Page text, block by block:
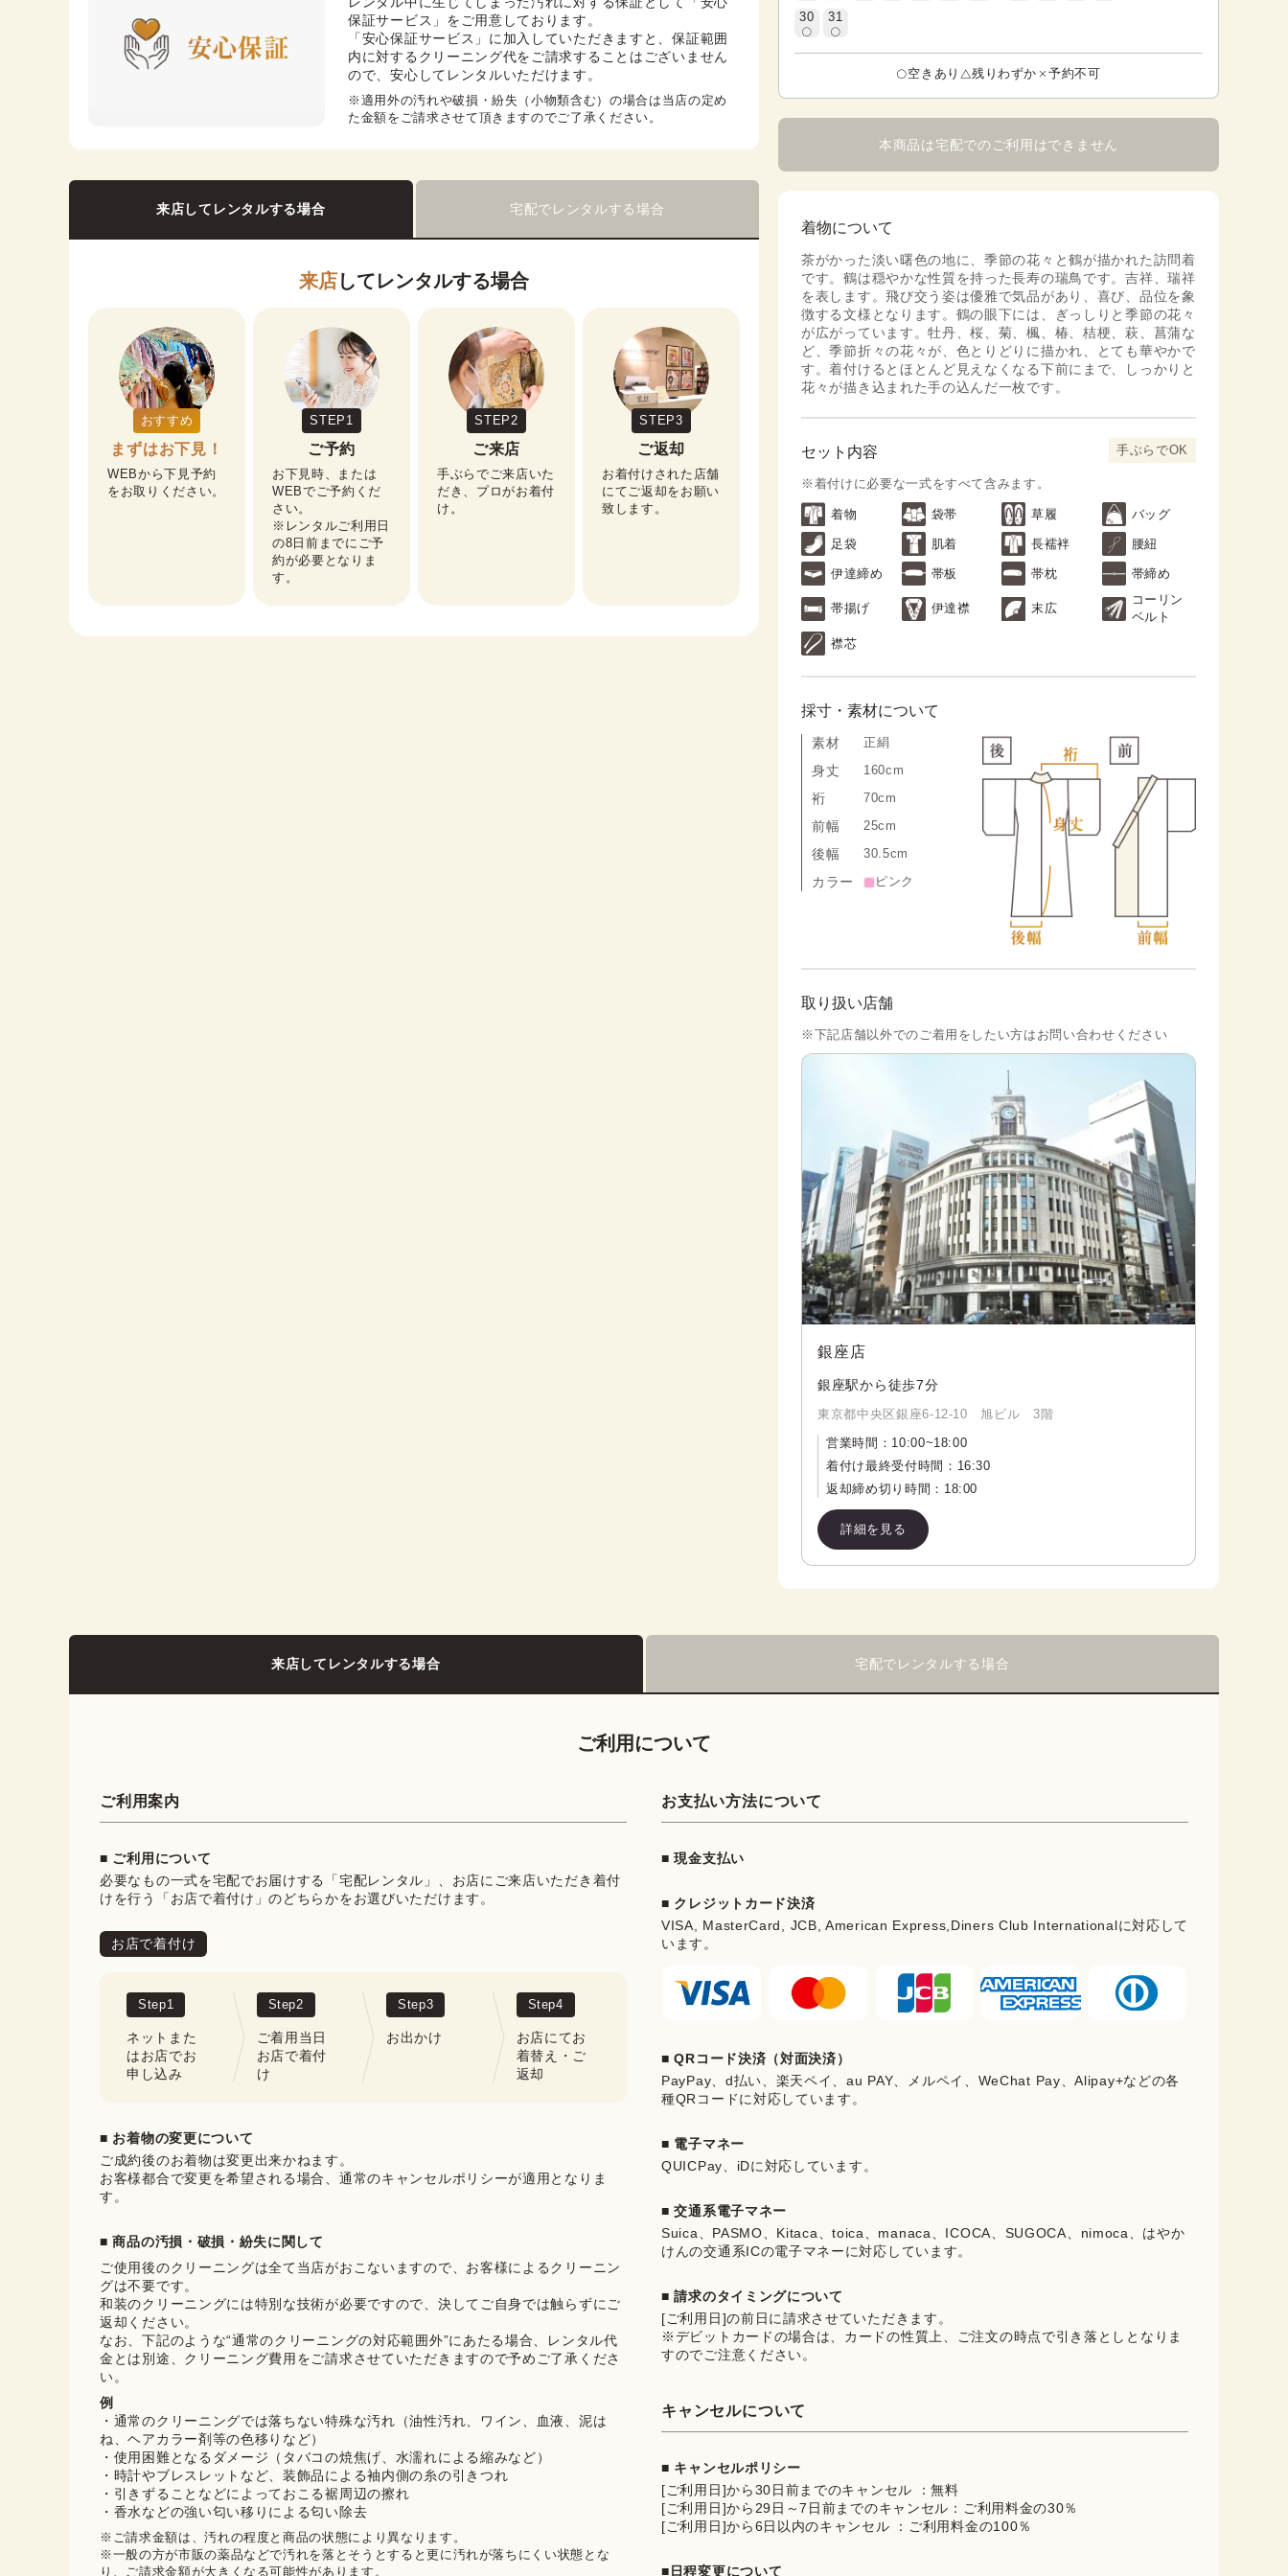
保証サービス」をご用意しております。
「安心保証サービス」に加入していただきますと、保証範囲
内に対するクリーニング代をご請求することはございません
ので、安心してレンタルいただけます。
※適用外の汚れや破損・紛失（小物類含む）の場合は当店の定め
た金額をご請求させて頂きますのでご了承ください。
来店してレンタルする場合 宅配でレンタルする場合
来店してレンタルする場合
おすすめ
まずはお下見！
WEBから下見予約
をお取りください。
STEP1
ご予約
お下見時、または
WEBでご予約くだ
さい。
※レンタルご利用日
の8日前までにご予
約が必要となりま
す。
STEP2
ご来店
手ぶらでご来店いた
だき、プロがお着付
け。
STEP3
ご返却
お着付けされた店舗
にてご返却をお願い
致します。
30 31
空きあり 残りわずか 予約不可
本商品は宅配でのご利用はできません
着物について
茶がかった淡い曙色の地に、季節の花々と鶴が描かれた訪問着
です。鶴は穏やかな性質を持った長寿の瑞鳥です。吉祥、瑞祥
を表します。飛び交う姿は優雅で気品があり、喜び、品位を象
徴する文様となります。鶴の眼下には、ぎっしりと季節の花々
が広がっています。牡丹、桜、菊、楓、椿、桔梗、萩、菖蒲な
ど、季節折々の花々が、色とりどりに描かれ、とても華やかで
す。着付けるとほとんど見えなくなる下前にまで、しっかりと
花々が描き込まれた手の込んだ一枚です。
セット内容 手ぶらでOK
※着付けに必要な一式をすべて含みます。
着物 袋帯 草履 バッグ
足袋 肌着 長襦袢 腰紐
伊達締め 帯板 帯枕 帯締め
帯揚げ 伊達襟 末広
コーリン
ベルト
襟芯
採寸・素材について
素材 正絹
身丈 160cm
裄 70cm
前幅 25cm
後幅 30.5cm
カラー ピンク
取り扱い店舗
※下記店舗以外でのご着用をしたい方はお問い合わせください
銀座店
銀座駅から徒歩7分
東京都中央区銀座6-12-10 旭ビル 3階
営業時間： 10:00~18:00
着付け最終受付時間： 16:30
返却締め切り時間： 18:00
詳細を見る
来店してレンタルする場合 宅配でレンタルする場合
ご利用について
ご利用案内
■ ご利用について
必要なもの一式を宅配でお届けする「宅配レンタル」、お店にご来店いただき着付
けを行う「お店で着付け」のどちらかをお選びいただけます。
お店で着付け
Step1
ネットまた
はお店でお
申し込み
Step2
ご着用当日
お店で着付
け
Step3
お出かけ
Step4
お店にてお
着替え・ご
返却
■ お着物の変更について
ご成約後のお着物は変更出来かねます。
お客様都合で変更を希望される場合、通常のキャンセルポリシーが適用となりま
す。
■ 商品の汚損・破損・紛失に関して
ご使用後のクリーニングは全て当店がおこないますので、お客様によるクリーニン
グは不要です。
和装のクリーニングには特別な技術が必要ですので、決してご自身では触らずにご
返却ください。
なお、下記のような“通常のクリーニングの対応範囲外”にあたる場合、レンタル代
金とは別途、クリーニング費用をご請求させていただきますので予めご了承くださ
い。
例
・通常のクリーニングでは落ちない特殊な汚れ（油性汚れ、ワイン、血液、泥は
ね、ヘアカラー剤等の色移りなど）
・使用困難となるダメージ（タバコの焼焦げ、水濡れによる縮みなど）
・時計やブレスレットなど、装飾品による袖内側の糸の引きつれ
・引きずることなどによっておこる裾周辺の擦れ
・香水などの強い匂い移りによる匂い除去
※ご請求金額は、汚れの程度と商品の状態により異なります。
※一般の方が市販の薬品などで汚れを落とそうとすると更に汚れが落ちにくい状態とな
り、ご請求金額が大きくなる可能性があります。
お支払い方法について
■ 現金支払い
■ クレジットカード決済
VISA, MasterCard, JCB, American Express,Diners Club Internationalに対応して
います。
■ QRコード決済（対面決済）
PayPay、d払い、楽天ペイ、au PAY、メルペイ、WeChat Pay、Alipay+などの各
種QRコードに対応しています。
■ 電子マネー
QUICPay、iDに対応しています。
■ 交通系電子マネー
Suica、PASMO、Kitaca、toica、manaca、ICOCA、SUGOCA、nimoca、はやか
けんの交通系ICの電子マネーに対応しています。
■ 請求のタイミングについて
[ご利用日]の前日に請求させていただきます。
※デビットカードの場合は、カードの性質上、ご注文の時点で引き落としとなりま
すのでご注意ください。
キャンセルについて
■ キャンセルポリシー
[ご利用日]から30日前までのキャンセル ：無料
[ご利用日]から29日～7日前までのキャンセル：ご利用料金の30％
[ご利用日]から6日以内のキャンセル ：ご利用料金の100％
■日程変更について